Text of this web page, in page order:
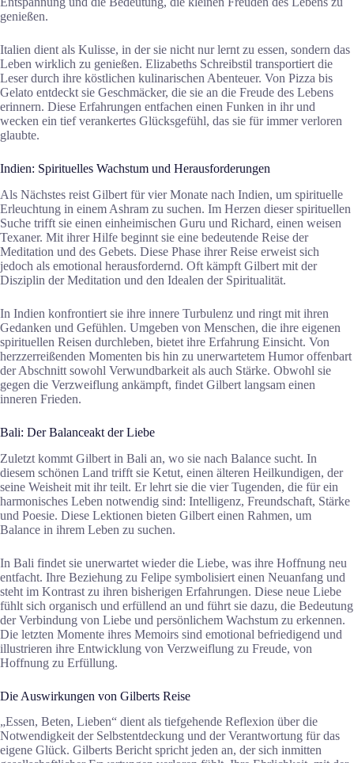
genießen.
Italien dient als Kulisse, in der sie nicht nur lernt zu essen, sondern das
Leben wirklich zu genießen. Elizabeths Schreibstil transportiert die
Leser durch ihre köstlichen kulinarischen Abenteuer. Von Pizza bis
Gelato entdeckt sie Geschmäcker, die sie an die Freude des Lebens
erinnern. Diese Erfahrungen entfachen einen Funken in ihr und
wecken ein tief verankertes Glücksgefühl, das sie für immer verloren
glaubte.
Indien: Spirituelles Wachstum und Herausforderungen
Als Nächstes reist Gilbert für vier Monate nach Indien, um spirituelle
Erleuchtung in einem Ashram zu suchen. Im Herzen dieser spirituellen
Suche trifft sie einen einheimischen Guru und Richard, einen weisen
Texaner. Mit ihrer Hilfe beginnt sie eine bedeutende Reise der
Meditation und des Gebets. Diese Phase ihrer Reise erweist sich
jedoch als emotional herausfordernd. Oft kämpft Gilbert mit der
Disziplin der Meditation und den Idealen der Spiritualität.
In Indien konfrontiert sie ihre innere Turbulenz und ringt mit ihren
Gedanken und Gefühlen. Umgeben von Menschen, die ihre eigenen
spirituellen Reisen durchleben, bietet ihre Erfahrung Einsicht. Von
herzzerreißenden Momenten bis hin zu unerwartetem Humor offenbart
der Abschnitt sowohl Verwundbarkeit als auch Stärke. Obwohl sie
gegen die Verzweiflung ankämpft, findet Gilbert langsam einen
inneren Frieden.
Bali: Der Balanceakt der Liebe
Zuletzt kommt Gilbert in Bali an, wo sie nach Balance sucht. In
diesem schönen Land trifft sie Ketut, einen älteren Heilkundigen, der
seine Weisheit mit ihr teilt. Er lehrt sie die vier Tugenden, die für ein
harmonisches Leben notwendig sind: Intelligenz, Freundschaft, Stärke
und Poesie. Diese Lektionen bieten Gilbert einen Rahmen, um
Balance in ihrem Leben zu suchen.
In Bali findet sie unerwartet wieder die Liebe, was ihre Hoffnung neu
entfacht. Ihre Beziehung zu Felipe symbolisiert einen Neuanfang und
steht im Kontrast zu ihren bisherigen Erfahrungen. Diese neue Liebe
fühlt sich organisch und erfüllend an und führt sie dazu, die Bedeutung
der Verbindung von Liebe und persönlichem Wachstum zu erkennen.
Die letzten Momente ihres Memoirs sind emotional befriedigend und
illustrieren ihre Entwicklung von Verzweiflung zu Freude, von
Hoffnung zu Erfüllung.
Die Auswirkungen von Gilberts Reise
„Essen, Beten, Lieben“ dient als tiefgehende Reflexion über die
Notwendigkeit der Selbstentdeckung und der Verantwortung für das
eigene Glück. Gilberts Bericht spricht jeden an, der sich inmitten